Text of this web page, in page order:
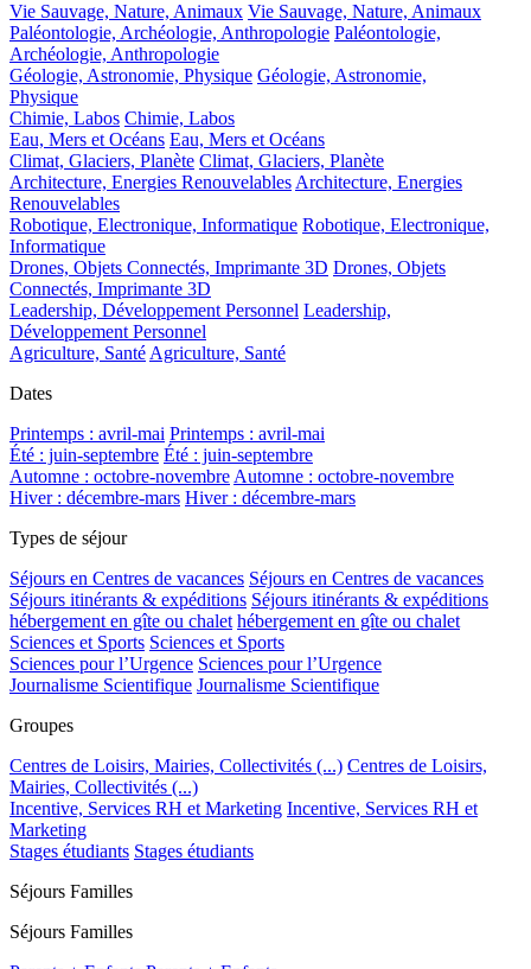
Vie Sauvage, Nature, Animaux Vie Sauvage, Nature, Animaux
Paléontologie, Archéologie, Anthropologie Paléontologie,
Archéologie, Anthropologie
Géologie, Astronomie, Physique Géologie, Astronomie,
Physique
Chimie, Labos Chimie, Labos
Eau, Mers et Océans Eau, Mers et Océans
Climat, Glaciers, Planète Climat, Glaciers, Planète
Architecture, Energies RenouvelablesArchitecture, Energies
Renouvelables
Robotique, Electronique, Informatique Robotique, Electronique,
Informatique
Drones, Objets Connectés, Imprimante 3D Drones, Objets
Connectés, Imprimante 3D
Leadership, Développement Personnel Leadership,
Développement Personnel
Agriculture, SantéAgriculture, Santé
Dates
Printemps : avril-mai Printemps : avril-mai
Été : juin-septembre Été : juin-septembre
Automne : octobre-novembreAutomne : octobre-novembre
Hiver : décembre-mars Hiver : décembre-mars
Types de séjour
Séjours en Centres de vacances Séjours en Centres de vacances
Séjours itinérants & expéditions Séjours itinérants & expéditions
hébergement en gîte ou chalet hébergement en gîte ou chalet
Sciences et Sports Sciences et Sports
Sciences pour l’Urgence Sciences pour l’Urgence
Journalisme Scientifique Journalisme Scientifique
Groupes
Centres de Loisirs, Mairies, Collectivités (...) Centres de Loisirs,
Mairies, Collectivités (...)
Incentive, Services RH et Marketing Incentive, Services RH et
Marketing
Stages étudiants Stages étudiants
Séjours Familles
Séjours Familles